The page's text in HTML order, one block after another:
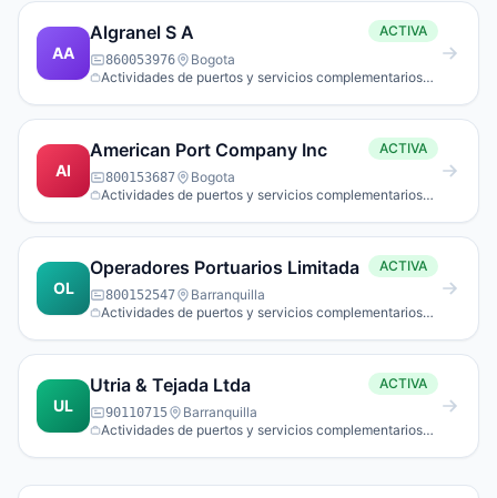
AA
Algranel S A ACTIVA
860053976
Bogota
Actividades de puertos y servicios complementarios
AI
American Port Company Inc ACTIVA
800153687
Bogota
Actividades de puertos y servicios complementarios
OL
Operadores Portuarios Limitada ACTIVA
800152547
Barranquilla
Actividades de puertos y servicios complementarios
UL
Utria & Tejada Ltda ACTIVA
90110715
Barranquilla
Actividades de puertos y servicios complementarios